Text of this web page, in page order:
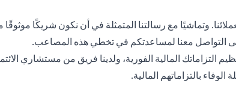
وتماشيًا مع رسالتنا المتمثلة في أن نكون شريكًا
التواصل معنا لمساعدتكم في تخطي هذه المصاعب.
التزاماتك المالية الفورية، ولدينا فريق من مستشاري
بالتزاماتهم المالية.